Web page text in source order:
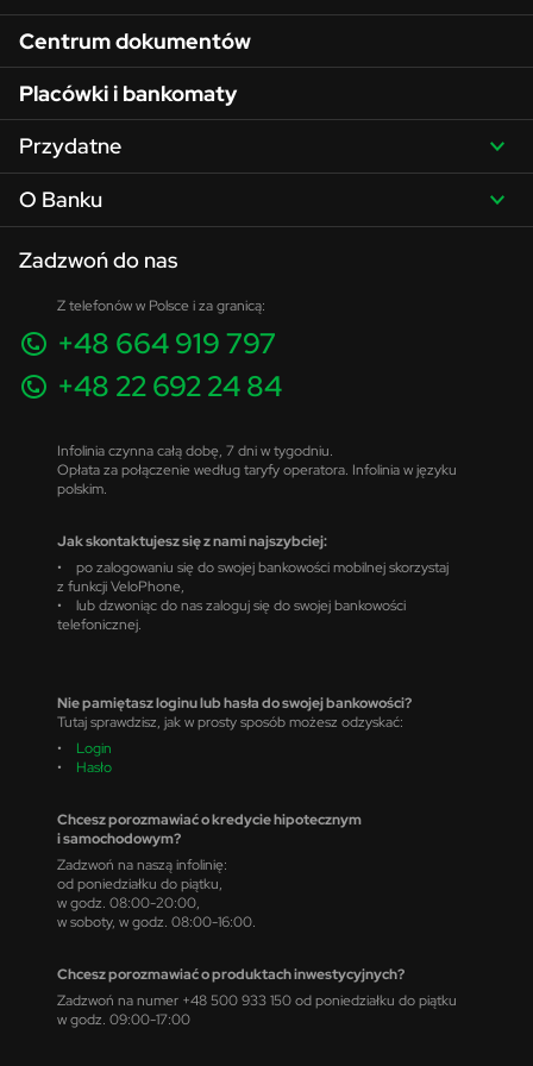
Centrum dokumentów
Placówki i bankomaty
Przydatne
O Banku
Zadzwoń do nas
Z telefonów w Polsce i za granicą:
+48 664 919 797
+48 22 692 24 84
Infolinia czynna całą dobę, 7 dni w tygodniu.
Opłata za połączenie według taryfy operatora. Infolinia w języku
polskim.
Jak skontaktujesz się z nami najszybciej:
• po zalogowaniu się do swojej bankowości mobilnej skorzystaj
z funkcji VeloPhone,
• lub dzwoniąc do nas zaloguj się do swojej bankowości
telefonicznej.
Nie pamiętasz loginu lub hasła do swojej bankowości?
Tutaj sprawdzisz, jak w prosty sposób możesz odzyskać:
• Login
• Hasło
Chcesz porozmawiać o kredycie hipotecznym
i samochodowym?
Zadzwoń na naszą infolinię:
od poniedziałku do piątku,
w godz. 08:00-20:00,
w soboty, w godz. 08:00-16:00.
Chcesz porozmawiać o produktach inwestycyjnych?
Zadzwoń na numer +48 500 933 150 od poniedziałku do piątku
w godz. 09:00-17:00